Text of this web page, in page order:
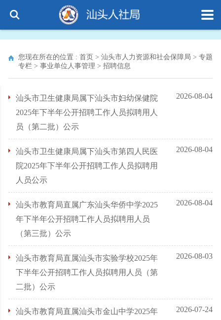
您现在所在的位置 : 首页 > 汕头市人力资源和社会保障局 > 专题
专栏 > 事业单位人事管理 > 招聘信息
汕头市卫生健康局属下汕头市妇幼保健院
2025年下半年公开招聘工作人员拟聘用人
员（第二批）公示
2026-08-04
汕头市卫生健康局属下汕头市第四人民医
院2025年下半年公开招聘工作人员拟聘用
人员公示
2026-08-04
汕头市教育局直属广东汕头华侨中学2025
年下半年公开招聘工作人员拟聘用人员
（第三批）公示
2026-08-04
汕头市教育局直属汕头市实验学校2025年
下半年公开招聘工作人员拟聘用人员（第
二批）公示
2026-08-03
汕头市教育局直属汕头市金山中学2025年
2026-07-24